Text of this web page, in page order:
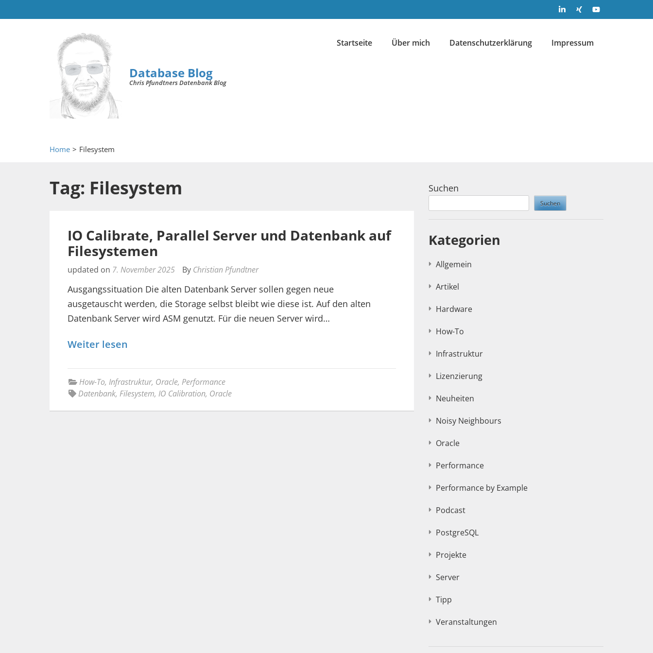
Database Blog
Chris Pfundtners Datenbank Blog
Startseite Über mich Datenschutzerklärung Impressum
Home > Filesystem
Tag: Filesystem
IO Calibrate, Parallel Server und Datenbank auf
Filesystemen
updated on 7. November 2025 By Christian Pfundtner
Ausgangssituation Die alten Datenbank Server sollen gegen neue
ausgetauscht werden, die Storage selbst bleibt wie diese ist. Auf den alten
Datenbank Server wird ASM genutzt. Für die neuen Server wird…
Weiter lesen
How-To, Infrastruktur, Oracle, Performance
Datenbank, Filesystem, IO Calibration, Oracle
Suchen
Suchen
Kategorien
Allgemein
Artikel
Hardware
How-To
Infrastruktur
Lizenzierung
Neuheiten
Noisy Neighbours
Oracle
Performance
Performance by Example
Podcast
PostgreSQL
Projekte
Server
Tipp
Veranstaltungen